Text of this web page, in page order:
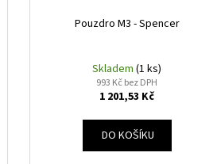
Pouzdro M3 - Spencer
Skladem(1 ks)
993 Kč bez DPH
1 201,53 Kč
DO KOŠÍKU